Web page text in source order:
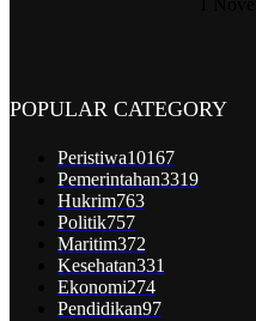
POPULAR CATEGORY
Peristiwa10167
Pemerintahan3319
Hukrim763
Politik757
Maritim372
Kesehatan331
Ekonomi274
Pendidikan97